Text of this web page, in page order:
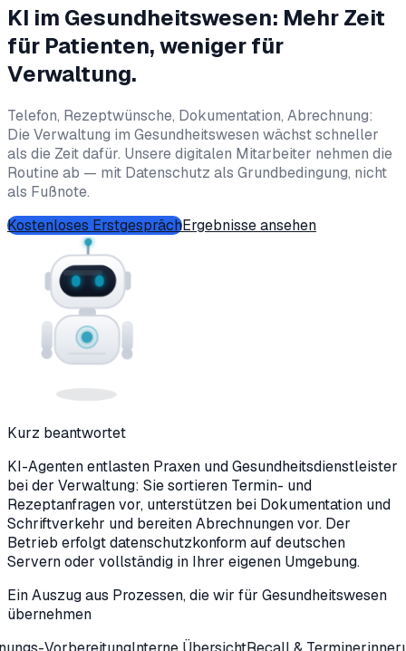
KI im Gesundheitswesen: Mehr Zeit
für Patienten, weniger für
Verwaltung.
Telefon, Rezeptwünsche, Dokumentation, Abrechnung:
Die Verwaltung im Gesundheitswesen wächst schneller
als die Zeit dafür. Unsere digitalen Mitarbeiter nehmen die
Routine ab — mit Datenschutz als Grundbedingung, nicht
als Fußnote.
Kostenloses ErstgesprächErgebnisse ansehen
Kurz beantwortet
KI-Agenten entlasten Praxen und Gesundheitsdienstleister
bei der Verwaltung: Sie sortieren Termin- und
Rezeptanfragen vor, unterstützen bei Dokumentation und
Schriftverkehr und bereiten Abrechnungen vor. Der
Betrieb erfolgt datenschutzkonform auf deutschen
Servern oder vollständig in Ihrer eigenen Umgebung.
Ein Auszug aus Prozessen, die wir für Gesundheitswesen
übernehmen